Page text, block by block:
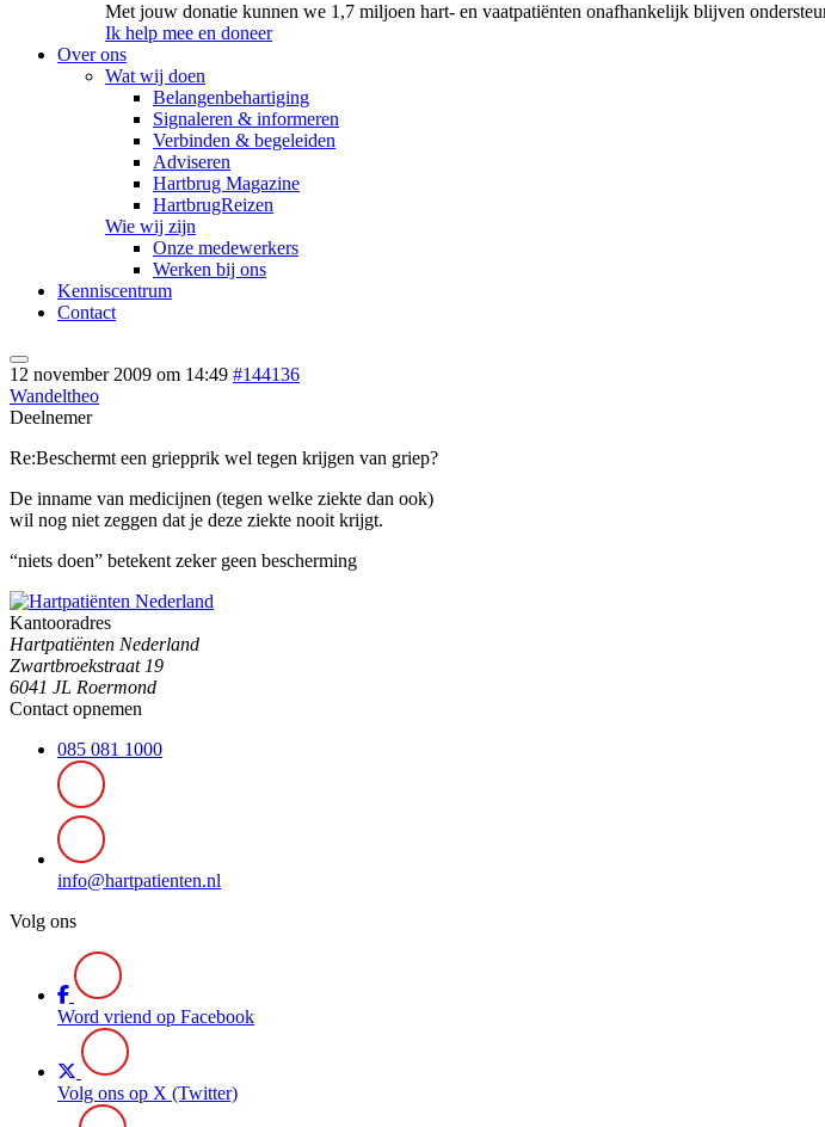
Met jouw donatie kunnen we 1,7 miljoen hart- en vaatpatiënten onafhankelijk blijven
Ik help mee en doneer
Over ons
Wat wij doen
Belangenbehartiging
Signaleren & informeren
Verbinden & begeleiden
Adviseren
Hartbrug Magazine
HartbrugReizen
Wie wij zijn
Onze medewerkers
Werken bij ons
Kenniscentrum
Contact
12 november 2009 om 14:49 #144136
Wandeltheo
Deelnemer
Re:Beschermt een griepprik wel tegen krijgen van griep?
De inname van medicijnen (tegen welke ziekte dan ook)
wil nog niet zeggen dat je deze ziekte nooit krijgt.
“niets doen” betekent zeker geen bescherming
Kantooradres
Hartpatiënten Nederland
Zwartbroekstraat 19
6041 JL Roermond
Contact opnemen
085 081 1000
info@hartpatienten.nl
Volg ons
Word vriend op Facebook
Volg ons op X (Twitter)